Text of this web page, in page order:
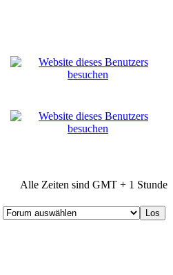
Alle Zeiten sind GMT + 1 Stunde